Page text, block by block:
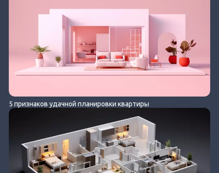
5 признаков удачной планировки квартиры